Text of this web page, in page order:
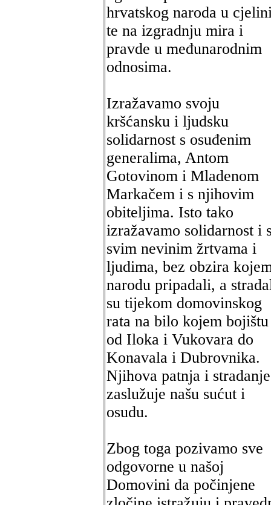
hrvatskog naroda u
te na izgradnju mira i
pravde u međunarodnim
odnosima.
Izražavamo svoju
kršćansku i ljudsku
solidarnost s osuđenim
generalima, Antom
Gotovinom i Mladenom
Markačem i s njihovim
obiteljima. Isto tako
izražavamo solidarnost i
svim nevinim žrtvama i
ljudima, bez obzira
narodu pripadali, a
su tijekom domovinskog
rata na bilo kojem bojištu
od Iloka i Vukovara do
Konavala i Dubrovnika.
Njihova patnja i stradanje
zaslužuje našu sućut i
osudu.
Zbog toga pozivamo sve
odgovorne u našoj
Domovini da počinjene